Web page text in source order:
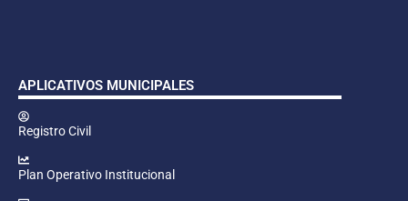
APLICATIVOS MUNICIPALES
Registro Civil
Plan Operativo Institucional